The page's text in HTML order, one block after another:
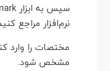
نرم‌افزار مراجع
مختصات را وارد
مشخص شود.